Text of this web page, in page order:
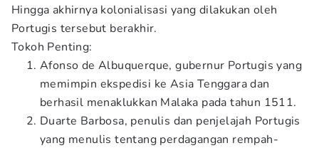
Hingga akhirnya kolonialisasi yang dilakukan oleh
Portugis tersebut berakhir.
Tokoh Penting:
Afonso de Albuquerque, gubernur Portugis yang
memimpin ekspedisi ke Asia Tenggara dan
berhasil menaklukkan Malaka pada tahun 1511.
Duarte Barbosa, penulis dan penjelajah Portugis
yang menulis tentang perdagangan rempah-